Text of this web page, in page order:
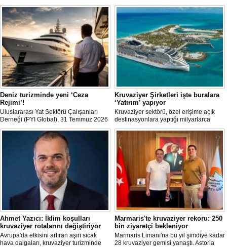
Deniz turizminde yeni ‘Ceza
Rejimi’!
Uluslararası Yat Sektörü Çalışanları
Derneği (PYI Global), 31 Temmuz 2026
tarihinde yürürlüğe giren 7590 sayılı
Kanun’un deniz turizmine etkilerine
ilişkin bir değerlendirme yayımladı.
Kruvaziyer Şirketleri işte buralara
‘Yatırım’ yapıyor
Kruvaziyer sektörü, özel erişime açık
destinasyonlara yaptığı milyarlarca
dolarlık yatırımlarla tatil deneyimini gemi
dışına taşıyor. Özel adalar, beach
club'lar, su parkları ve lüks villalar artık
şirketlerin en stratejik gelir kaynakları
arasında yer alıyor.
Ahmet Yazıcı: İklim koşulları
kruvaziyer rotalarını değiştiriyor
Avrupa'da etkisini artıran aşırı sıcak
hava dalgaları, kruvaziyer turizminde
Marmaris'te kruvaziyer rekoru: 250
bin ziyaretçi bekleniyor
Marmaris Limanı'na bu yıl şimdiye kadar
28 kruvaziyer gemisi yanaştı. Astoria